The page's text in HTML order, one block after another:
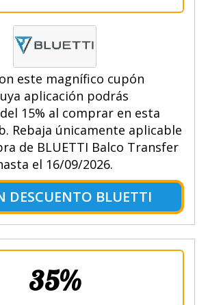
este magnífico cupón
aplicación podrás
15% al comprar en esta
Rebaja únicamente aplicable
de BLUETTI Balco Transfer
el 16/09/2026.
DESCUENTO BLUETTI
35%